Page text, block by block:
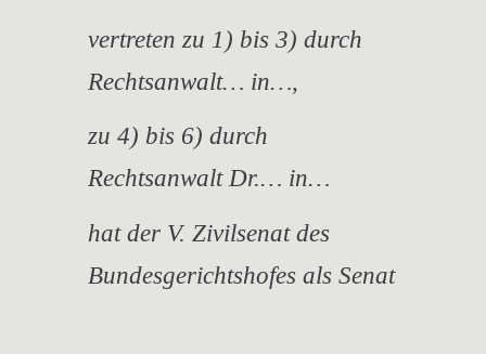
vertreten zu 1) bis 3) durch
Rechtsanwalt… in…,
zu 4) bis 6) durch
Rechtsanwalt Dr.… in…
hat der V. Zivilsenat des
Bundesgerichtshofes als Senat